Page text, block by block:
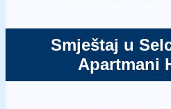
Smještaj u
Apartmani